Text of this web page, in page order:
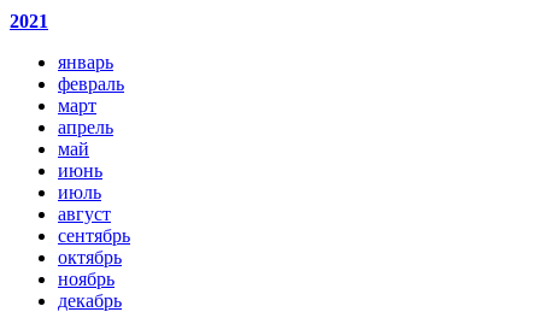
2021
январь
февраль
март
апрель
май
июнь
июль
август
сентябрь
октябрь
ноябрь
декабрь